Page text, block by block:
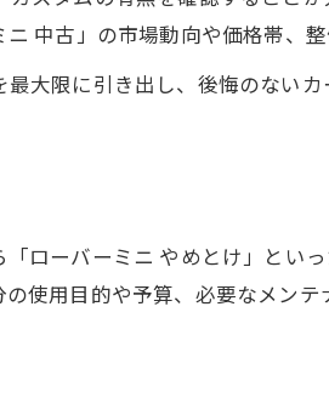
専門店選びで重視すべきポイント
入時の納車整備チェック方法
中古」の市場動向や価格帯、
大限に引き出し、後悔のない
ローバーミニ やめとけ」とい
使用目的や予算、必要なメンテ
い合わせ・ご相談はこちら
い合わせ・ご相談はこちら